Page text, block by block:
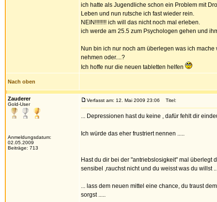
ich hatte als Jugendliche schon ein Problem mit
Leben und nun rutsche ich fast wieder rein.
NEIN!!!!!!!! ich will das nicht noch mal erleben.
ich werde am 25.5 zum Psychologen gehen und
Nun bin ich nur noch am überlegen was ich
nehmen oder....?
Ich hoffe nur die neuen tabletten helfen
Nach oben
Zauderer
Gold-User
Anmeldungsdatum:
02.05.2009
Beiträge: 713
Verfasst am: 12. Mai 2009 23:06 Titel:
... Depressionen hast du keine , dafür fehlt dir
Ich würde das eher frustriert nennen .....
Hast du dir bei der "antriebslosigkeit" mal überlegt
sensibel ,rauchst nicht und du weisst was du willst
... lass dem neuen mittel eine chance, du traust
sorgst .....